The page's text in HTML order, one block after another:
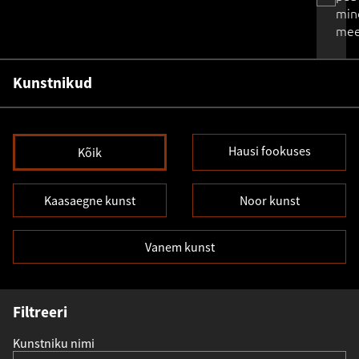
Kunstnikud
Kõik Hausi fookuses
Kaasaegne kunst Noor kunst
Vanem kunst
Filtreeri
Kunstniku nimi